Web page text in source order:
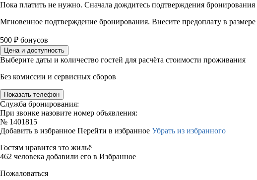
Пока платить не нужно. Сначала дождитесь подтверждения бронирования
Мгновенное подтверждение бронирования. Внесите предоплату в размере
500 ₽ бонусов
Цена и доступность
Выберите даты и количество гостей для расчёта стоимости проживания
Без комиссии и сервисных сборов
Показать телефон
Служба бронирования:
При звонке назовите номер объявления:
№ 1401815
Добавить в избранное Перейти в избранное Убрать из избранного
Гостям нравится это жильё
462 человека добавили его в Избранное
Пожаловаться